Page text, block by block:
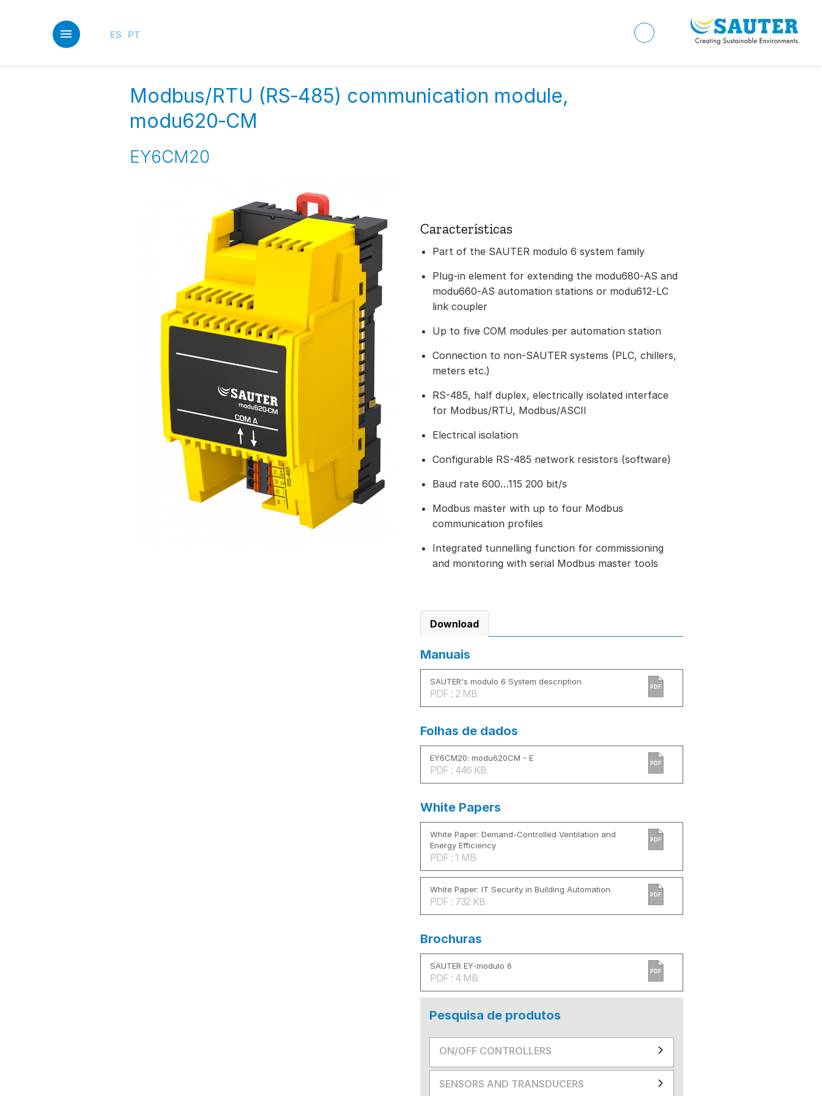
ES PT
Modbus/RTU (RS‑485) communication module,
modu620‑CM
EY6CM20
Características
Part of the SAUTER modulo 6 system family
Plug-in element for extending the modu680‑AS and
modu660‑AS automation stations or modu612‑LC
link coupler
Up to five COM modules per automation station
Connection to non-SAUTER systems (PLC, chillers,
meters etc.)
RS-485, half duplex, electrically isolated interface
for Modbus/RTU, Modbus/ASCII
Electrical isolation
Configurable RS-485 network resistors (software)
Baud rate 600…115 200 bit/s
Modbus master with up to four Modbus
communication profiles
Integrated tunnelling function for commissioning
and monitoring with serial Modbus master tools
Download
Manuais
SAUTER's modulo 6 System description
PDF : 2 MB
PDF
Folhas de dados
EY6CM20: modu620CM - E
PDF : 446 KB
PDF
White Papers
White Paper: Demand-Controlled Ventilation and
Energy Efficiency
PDF : 1 MB
PDF
White Paper: IT Security in Building Automation
PDF : 732 KB
PDF
Brochuras
SAUTER EY-modulo 6
PDF : 4 MB
PDF
Pesquisa de produtos
ON/OFF CONTROLLERS
SENSORS AND TRANSDUCERS